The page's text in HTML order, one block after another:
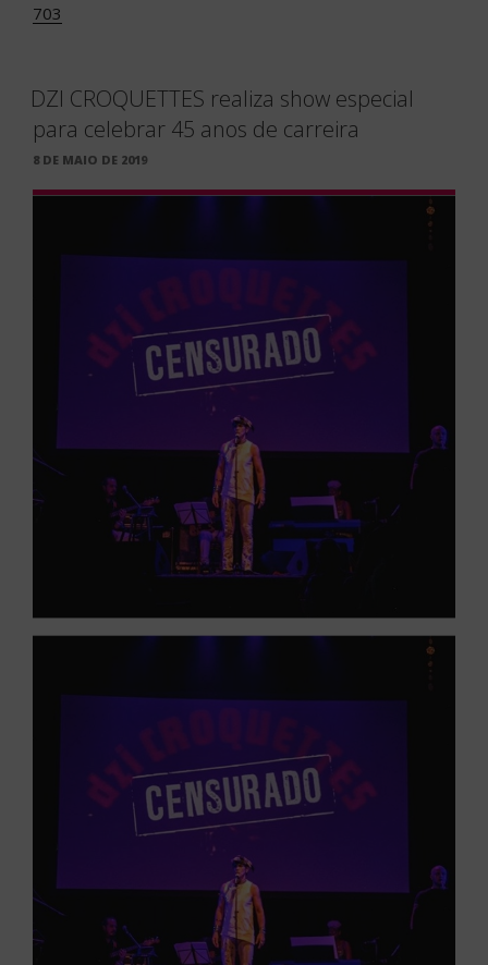
703
DZI CROQUETTES realiza show especial
para celebrar 45 anos de carreira
PUBLICADO
8 DE MAIO DE 2019